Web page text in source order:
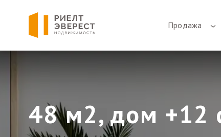
Продажа
48 м2, дом +12